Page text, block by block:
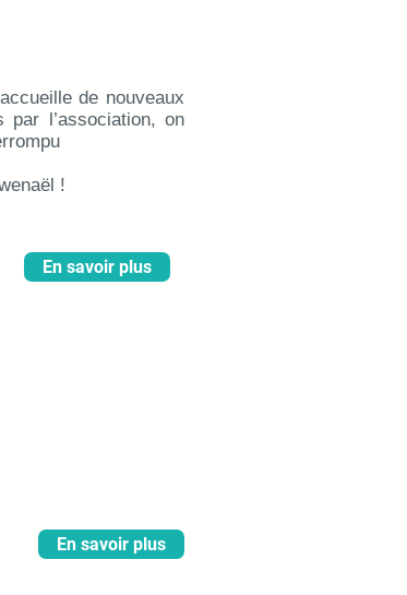
de nouveaux
l’association, on
!
En savoir plus
En savoir plus